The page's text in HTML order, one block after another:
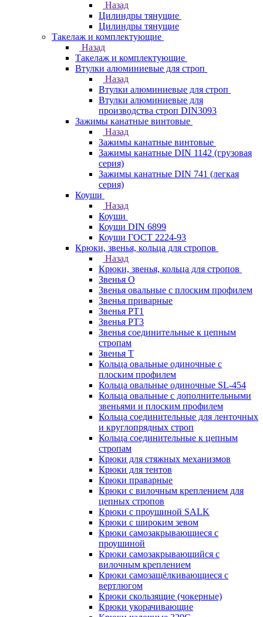
Назад
Цилиндры тянущие
Цилиндры тянущие
Такелаж и комплектующие
Назад
Такелаж и комплектующие
Втулки алюминиевые для строп
Назад
Втулки алюминиевые для строп
Втулки алюминиевые для
производства строп DIN3093
Зажимы канатные винтовые
Назад
Зажимы канатные винтовые
Зажимы канатные DIN 1142 (грузовая
серия)
Зажимы канатные DIN 741 (легкая
серия)
Коуши
Назад
Коуши
Коуши DIN 6899
Коуши ГОСТ 2224-93
Крюки, звенья, кольца для стропов
Назад
Крюки, звенья, кольца для стропов
Звенья О
Звенья овальные с плоским профилем
Звенья приварные
Звенья РТ1
Звенья РТ3
Звенья соединительные к цепным
стропам
Звенья Т
Кольца овальные одиночные c
плоским профилем
Кольца овальные одиночные SL-454
Кольца овальные с дополнительными
звеньями и плоским профилем
Кольца соединительные для ленточных
и круглопрядных строп
Кольца соединительные к цепным
стропам
Крюки для стяжных механизмов
Крюки для тентов
Крюки праварные
Крюки с вилочным креплением для
цепных стропов
Крюки с проушиной SALK
Крюки с широким зевом
Крюки самозакрывающиеся с
проушиной
Крюки самозакрывающийся с
вилочным креплением
Крюки самозащёлкивающиеся с
вертлюгом
Крюки скользящие (чокерные)
Крюки укорачивающие